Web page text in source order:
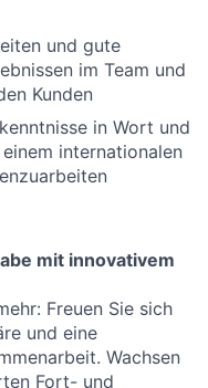
und gute
im Team und
Kunden
in Wort und
internationalen
mit innovativem
Freuen Sie sich
und eine
Wachsen
Fort- und